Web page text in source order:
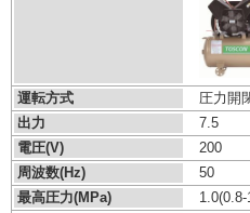
運転方式
圧力開
出力
7.5
電圧(V)
200
周波数(Hz)
50
最高圧力(MPa)
1.0(0.8-